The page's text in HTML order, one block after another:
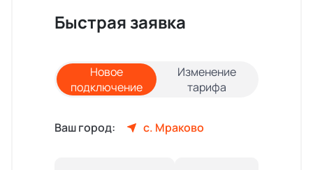
Быстрая заявка
Новое
подключение
Изменение
тарифа
Ваш город: с. Мраково